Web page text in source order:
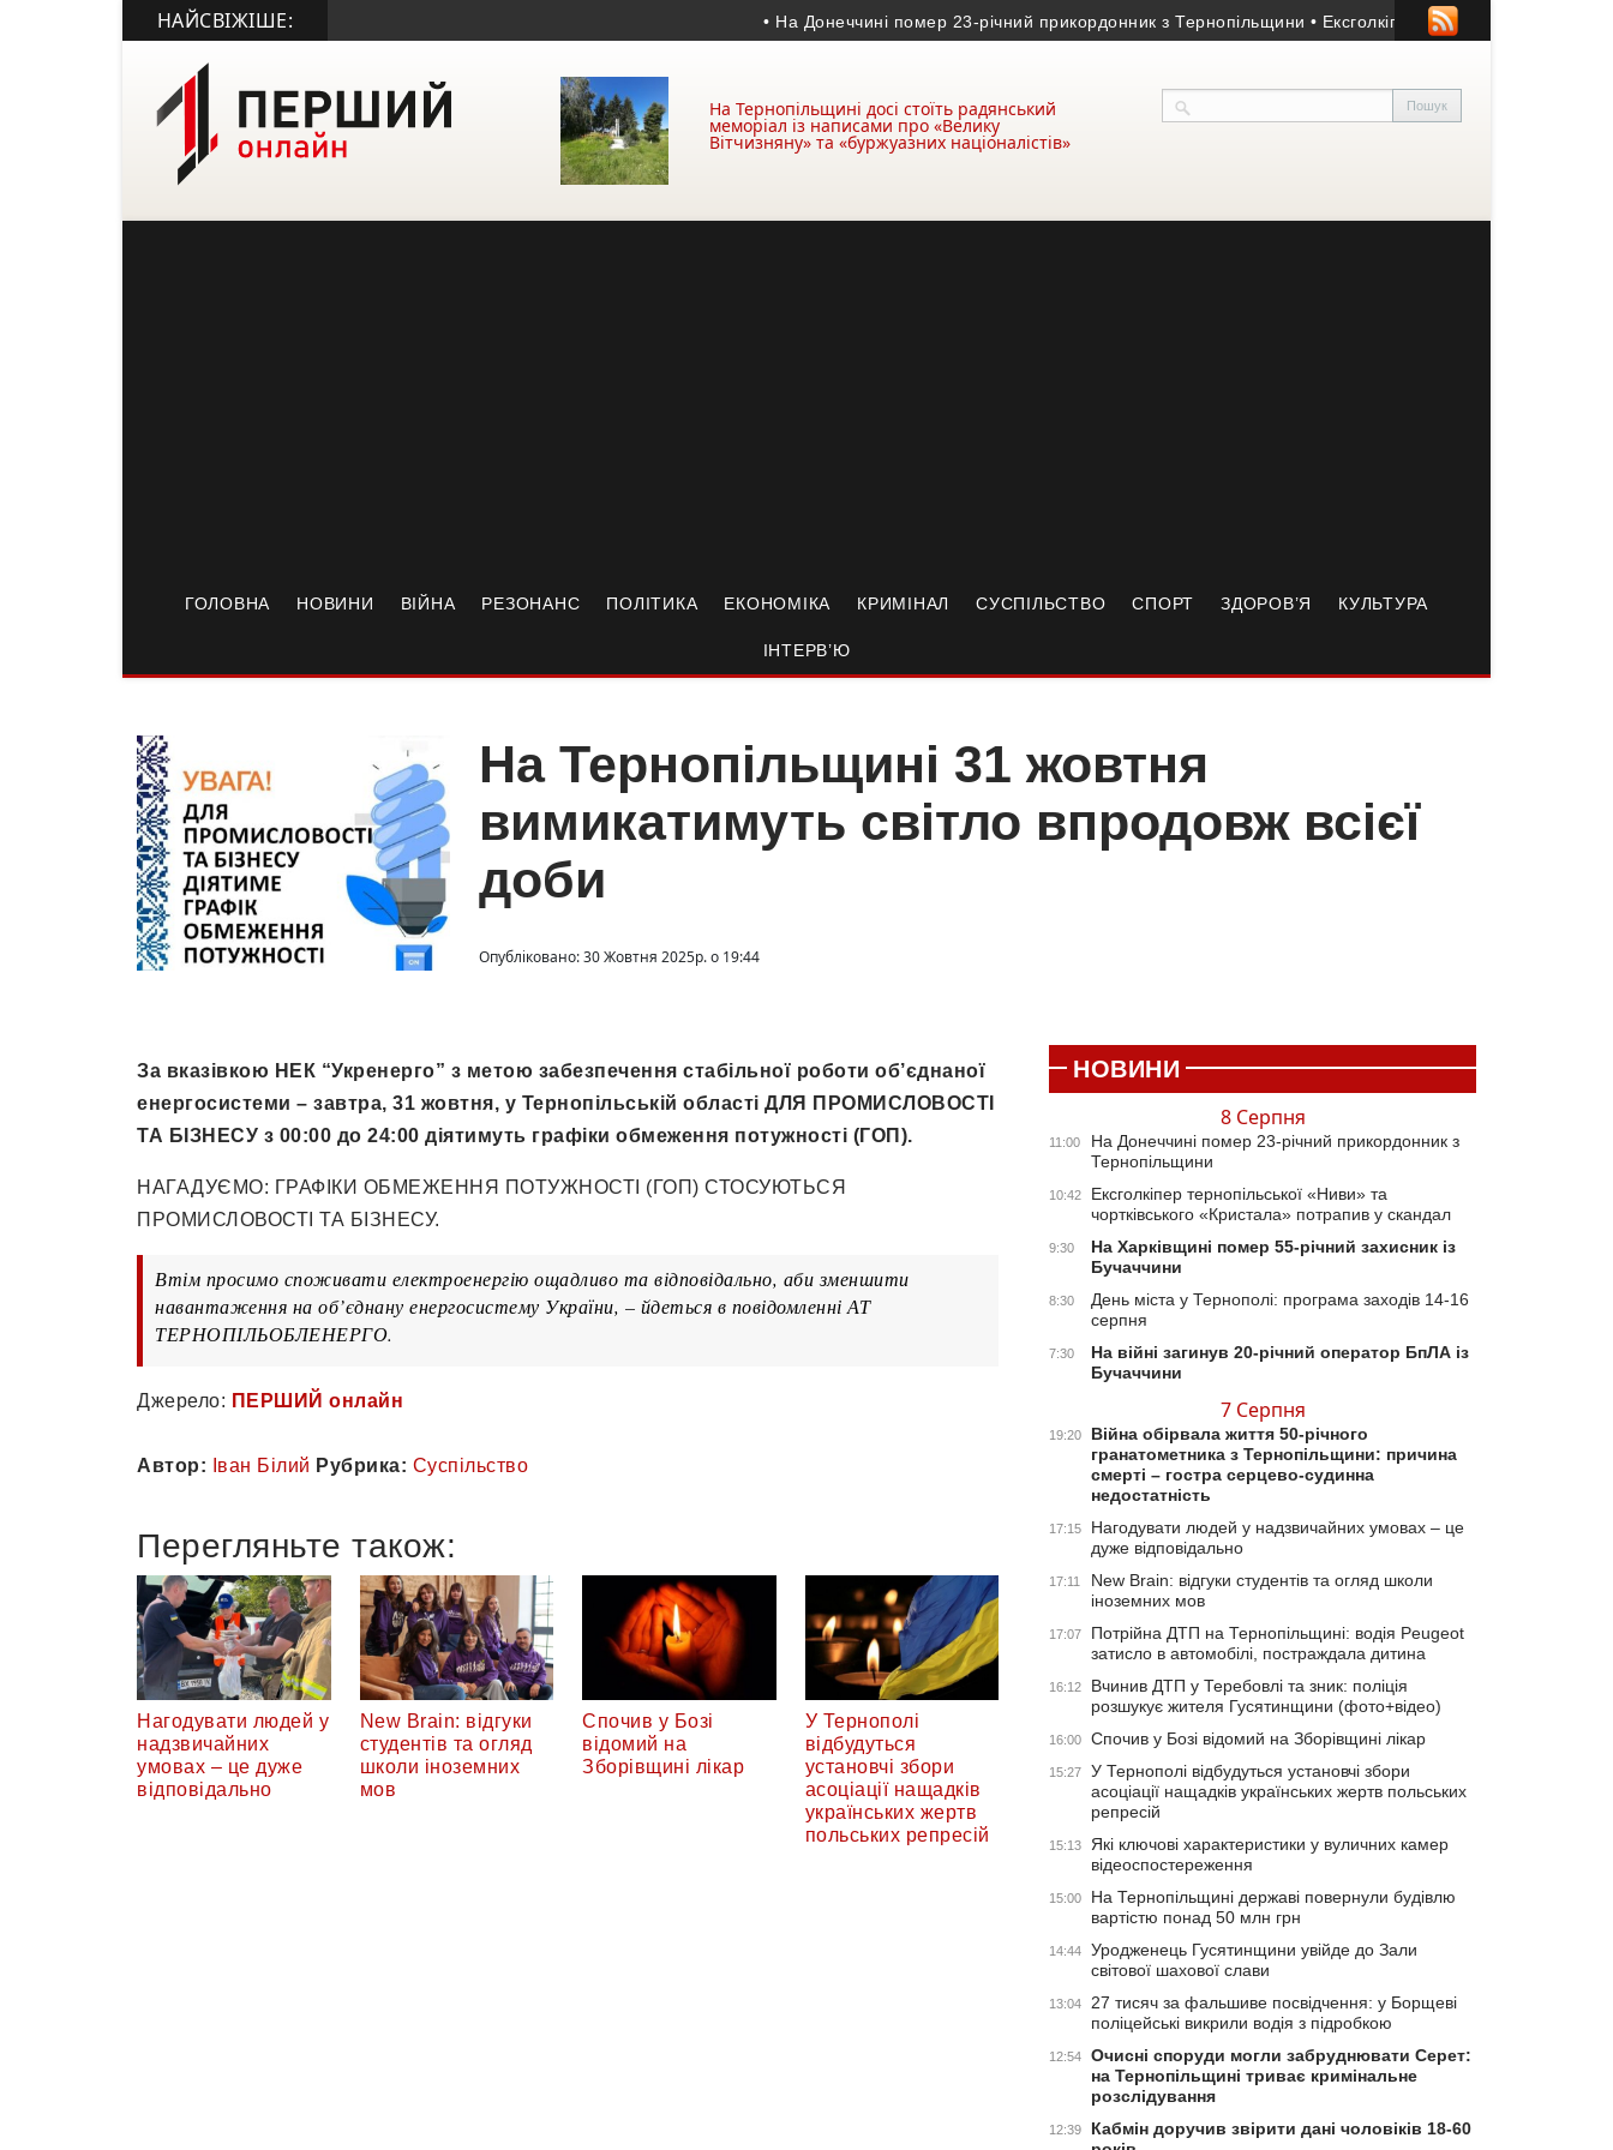
НАЙСВІЖІШЕ: • На Донеччині помер 23-річний прикордонник з Тернопільщини • Ексголкіпер тернопільської «Ниви» та
На Тернопільщині досі стоїть радянський
меморіал із написами про «Велику
Вітчизняну» та «буржуазних націоналістів»
ГОЛОВНА НОВИНИ ВІЙНА РЕЗОНАНС ПОЛІТИКА ЕКОНОМІКА КРИМІНАЛ СУСПІЛЬСТВО СПОРТ ЗДОРОВ’Я КУЛЬТУРА
ІНТЕРВ’Ю
На Тернопільщині 31 жовтня
вимикатимуть світло впродовж всієї
доби
Опубліковано: 30 Жовтня 2025р. о 19:44
За вказівкою НЕК “Укренерго” з метою забезпечення стабільної роботи об’єднаної
енергосистеми – завтра, 31 жовтня, у Тернопільській області ДЛЯ ПРОМИСЛОВОСТІ
ТА БІЗНЕСУ з 00:00 до 24:00 діятимуть графіки обмеження потужності (ГОП).
НАГАДУЄМО: ГРАФІКИ ОБМЕЖЕННЯ ПОТУЖНОСТІ (ГОП) СТОСУЮТЬСЯ
ПРОМИСЛОВОСТІ ТА БІЗНЕСУ.
Втім просимо споживати електроенергію ощадливо та відповідально, аби зменшити
навантаження на об’єднану енергосистему України, – йдеться в повідомленні АТ
ТЕРНОПІЛЬОБЛЕНЕРГО.
Джерело: ПЕРШИЙ онлайн
Автор: Іван Білий Рубрика: Суспільство
Перегляньте також:
Нагодувати людей у
надзвичайних
умовах – це дуже
відповідально
New Brain: відгуки
студентів та огляд
школи іноземних
мов
Спочив у Бозі
відомий на
Зборівщині лікар
У Тернополі
відбудуться
установчі збори
асоціації нащадків
українських жертв
польських репресій
НОВИНИ
8 Серпня
11:00
На Донеччині помер 23-річний прикордонник з
Тернопільщини
10:42
Ексголкіпер тернопільської «Ниви» та
чортківського «Кристала» потрапив у скандал
9:30
На Харківщині помер 55-річний захисник із
Бучаччини
8:30
День міста у Тернополі: програма заходів 14-16
серпня
7:30
На війні загинув 20-річний оператор БпЛА із
Бучаччини
7 Серпня
19:20
Війна обірвала життя 50-річного
гранатометника з Тернопільщини: причина
смерті – гостра серцево-судинна
недостатність
17:15
Нагодувати людей у надзвичайних умовах – це
дуже відповідально
17:11
New Brain: відгуки студентів та огляд школи
іноземних мов
17:07
Потрійна ДТП на Тернопільщині: водія Peugeot
затисло в автомобілі, постраждала дитина
16:12
Вчинив ДТП у Теребовлі та зник: поліція
розшукує жителя Гусятинщини (фото+відео)
16:00 Спочив у Бозі відомий на Зборівщині лікар
15:27
У Тернополі відбудуться установчі збори
асоціації нащадків українських жертв польських
репресій
15:13
Які ключові характеристики у вуличних камер
відеоспостереження
15:00
На Тернопільщині державі повернули будівлю
вартістю понад 50 млн грн
14:44
Уродженець Гусятинщини увійде до Зали
світової шахової слави
13:04
27 тисяч за фальшиве посвідчення: у Борщеві
поліцейські викрили водія з підробкою
12:54
Очисні споруди могли забруднювати Серет:
на Тернопільщині триває кримінальне
розслідування
12:39
Кабмін доручив звірити дані чоловіків 18-60